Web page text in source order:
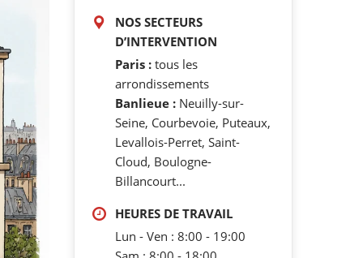
NOS SECTEURS
D’INTERVENTION
Paris : tous les
arrondissements
Banlieue : Neuilly-sur-
Seine, Courbevoie, Puteaux,
Levallois-Perret, Saint-
Cloud, Boulogne-
Billancourt...
HEURES DE TRAVAIL
Lun - Ven : 8:00 - 19:00